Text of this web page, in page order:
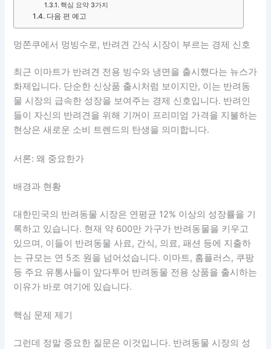
핵심 요약 3가지
다음 편 예고
멍쫀쿠에서 멍빙수로, 반려견 간식 시장이 부르는 경제 신호
최근 이마트가 반려견 전용 빙수와 냉면을 출시했다는 뉴스가
화제입니다. 단순한 신상품 출시처럼 보이지만, 이는 반려동
물 시장의 급속한 성장을 보여주는 경제 신호입니다. 반려인
들이 자신의 반려견을 위해 기꺼이 프리미엄 가격을 지불하는
현상은 새로운 소비 트렌드의 탄생을 의미합니다.
서론: 왜 중요한가
배경과 현황
대한민국의 반려동물 시장은 연평균 12% 이상의 성장률을 기
록하고 있습니다. 현재 약 600만 가구가 반려동물을 키우고
있으며, 이들이 반려동물 사료, 간식, 의료, 패션 등에 지출하
는 규모는 연 5조 원을 넘어섰습니다. 이마트, 홈플러스, 쿠팡
등 주요 유통사들이 앞다투어 반려동물 전용 상품을 출시하는
이유가 바로 여기에 있습니다.
핵심 문제 제기
그런데 정말 중요한 질문은 이것입니다. 반려동물 시장의 성